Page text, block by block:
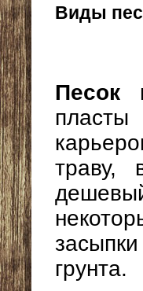
Виды
Песок
пласты
траву,
грунта.